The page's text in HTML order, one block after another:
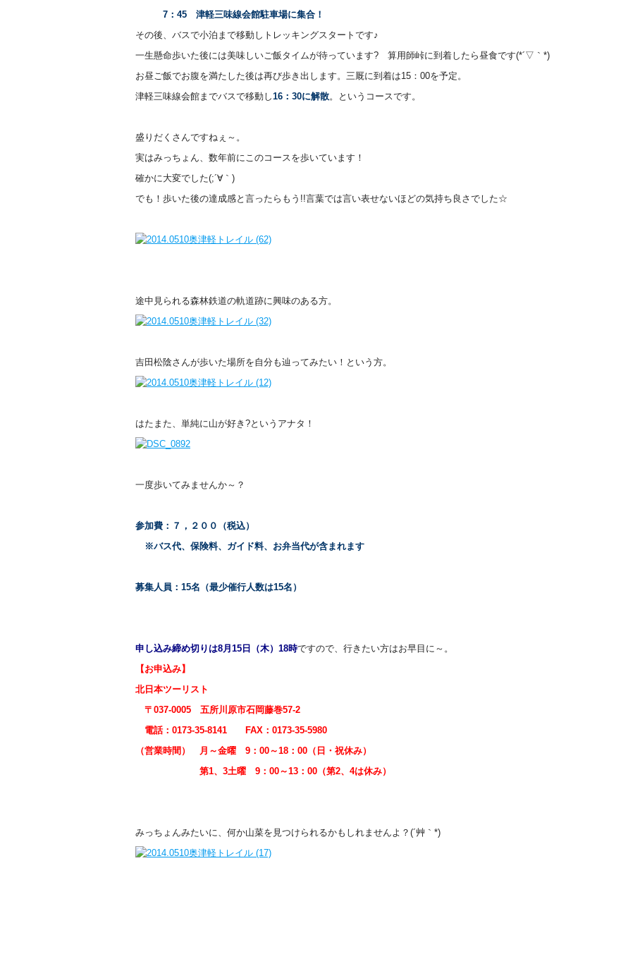
7：45 津軽三味線会館駐車場に集合！
その後、バスで小泊まで移動しトレッキングスタートです♪
一生懸命歩いた後には美味しいご飯タイムが待っています? 算用師峠に到着したら昼食です(*´▽｀*)
お昼ご飯でお腹を満たした後は再び歩き出します。三厩に到着は15：00を予定。
津軽三味線会館までバスで移動し16：30に解散。というコースです。
盛りだくさんですねぇ～。
実はみっちょん、数年前にこのコースを歩いています！
確かに大変でした(;´∀｀)
でも！歩いた後の達成感と言ったらもう!!言葉では言い表せないほどの気持ち良さでした☆
途中見られる森林鉄道の軌道跡に興味のある方。
吉田松陰さんが歩いた場所を自分も辿ってみたい！という方。
はたまた、単純に山が好き?というアナタ！
一度歩いてみませんか～？
参加費：７，２００（税込）
※バス代、保険料、ガイド料、お弁当代が含まれます
募集人員：15名（最少催行人数は15名）
申し込み締め切りは8月15日（木）18時ですので、行きたい方はお早目に～。
【お申込み】
北日本ツーリスト
〒037-0005 五所川原市石岡藤巻57-2
電話：0173-35-8141 FAX：0173-35-5980
（営業時間） 月～金曜 9：00～18：00（日・祝休み）
第1、3土曜 9：00～13：00（第2、4は休み）
みっちょんみたいに、何か山菜を見つけられるかもしれませんよ？(´艸｀*)